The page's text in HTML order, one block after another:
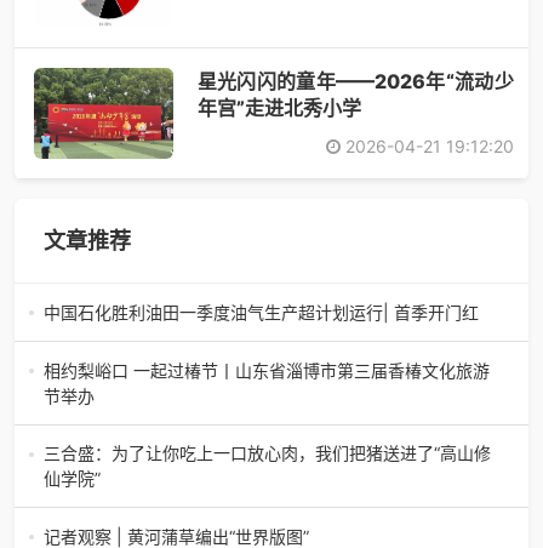
星光闪闪的童年——2026年“流动少
年宫”走进北秀小学
2026-04-21 19:12:20
文章推荐
中国石化胜利油田一季度油气生产超计划运行| 首季开门红
中国石化胜利油田一季度油气生产超计划运行| 首季开门红济
南电（记者 瑞夫 胜宣）2026年一季度，中国石化胜利油田
生产原油585.86万吨，天
相约梨峪口 一起过椿节丨山东省淄博市第三届香椿文化旅游
节举办
相约梨峪口 一起过椿节丨山东省淄博市第三届香椿文化旅游
节举办济南电（记者 瑞夫）4月18日，山东省淄博市第三届
香椿文化旅游节暨党建
三合盛：为了让你吃上一口放心肉，我们把猪送进了“高山修
仙学院”
三合盛：为了让你吃上一口放心肉，我们把猪送进了“高山修
仙学院”很多人问我，现在的生鲜赛道已经卷成麻花了，为什
记者观察 | 黄河蒲草编出“世界版图”